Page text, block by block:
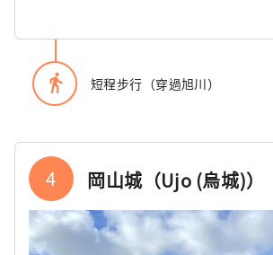
directions_walk 短程步行（穿過旭川）
4 岡山城（Ujo (烏城)）